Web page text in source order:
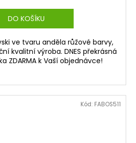
DO KOŠÍKU
ve tvaru anděla růžové barvy,
kvalitní výroba. DNES překrásná
ZDARMA k Vaší objednávce!
Kód: FABOS511